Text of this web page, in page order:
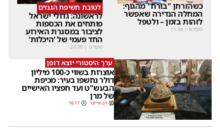
כשהזרחן "בורח" מהגוף:
המחלה הנדירה שאפשר
לזהות בזמן – ולטפל
מקודם |
11:48
לטובת חשיפת הגנזים
לראשונה: גדולי ישראל
פותחים את הכספות
לציבור במסגרת האירוע
החד פעמי של 'היכלות'
מקודם |
20:39
ערך היסטורי יוצא דופן
אוצרות בשווי כ-100 מיליון
דולר נחשפו בעיר: מכיפת
הבעש"ט ועד חפציו האישיים
של מרן
דב אייזנר 16:17